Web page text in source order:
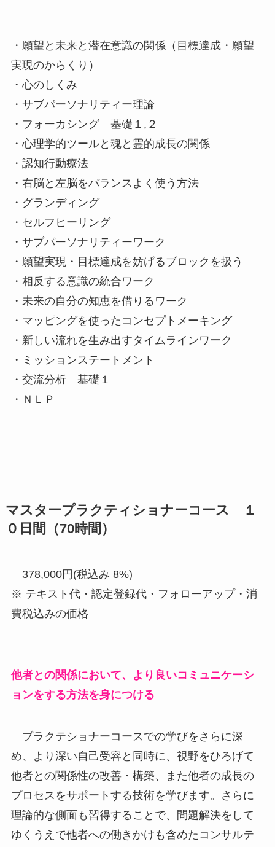
・願望と未来と潜在意識の関係（目標達成・願望
実現のからくり）
・心のしくみ
・サブパーソナリティー理論
・フォーカシング 基礎１,２
・心理学的ツールと魂と霊的成長の関係
・認知行動療法
・右脳と左脳をバランスよく使う方法
・グランディング
・セルフヒーリング
・サブパーソナリティーワーク
・願望実現・目標達成を妨げるブロックを扱う
・相反する意識の統合ワーク
・未来の自分の知恵を借りるワーク
・マッピングを使ったコンセプトメーキング
・新しい流れを生み出すタイムラインワーク
・ミッションステートメント
・交流分析 基礎１
・ＮＬＰ
マスタープラクティショナーコース １
０日間（70時間）
378,000円(税込み 8%)
※ テキスト代・認定登録代・フォローアップ・消
費税込みの価格
他者との関係において、より良いコミュニケーシ
ョンをする方法を身につける
プラクテショナーコースでの学びをさらに深
め、より深い自己受容と同時に、視野をひろげて
他者との関係性の改善・構築、また他者の成長の
プロセスをサポートする技術を学びます。さらに
理論的な側面も習得することで、問題解決をして
ゆくうえで他者への働きかけも含めたコンサルテ